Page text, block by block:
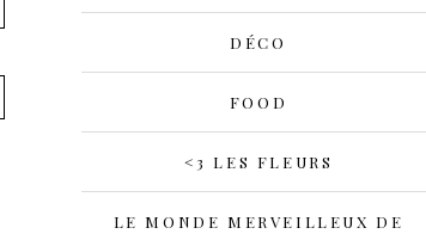
DÉCO
FOOD
<3 LES FLEURS
LE MONDE MERVEILLEUX DE